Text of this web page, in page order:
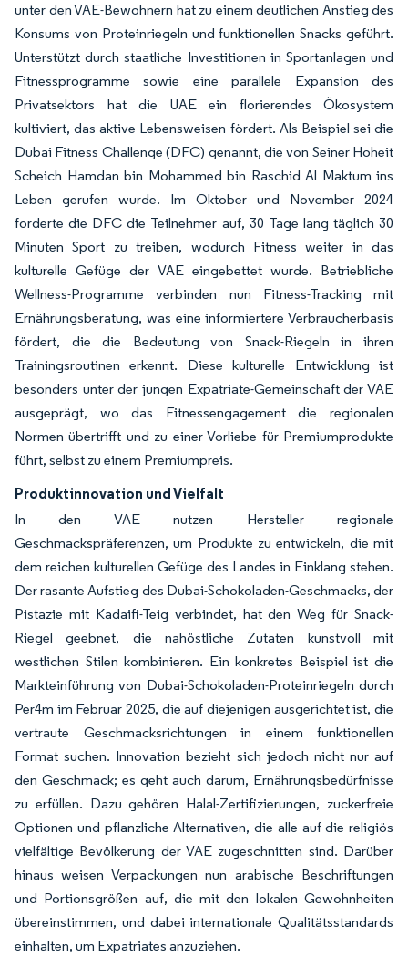
unter den VAE-Bewohnern hat zu einem deutlichen Anstieg des
Konsums von Proteinriegeln und funktionellen Snacks geführt.
Unterstützt durch staatliche Investitionen in Sportanlagen und
Fitnessprogramme sowie eine parallele Expansion des
Privatsektors hat die UAE ein florierendes Ökosystem
kultiviert, das aktive Lebensweisen fördert. Als Beispiel sei die
Dubai Fitness Challenge (DFC) genannt, die von Seiner Hoheit
Scheich Hamdan bin Mohammed bin Raschid Al Maktum ins
Leben gerufen wurde. Im Oktober und November 2024
forderte die DFC die Teilnehmer auf, 30 Tage lang täglich 30
Minuten Sport zu treiben, wodurch Fitness weiter in das
kulturelle Gefüge der VAE eingebettet wurde. Betriebliche
Wellness-Programme verbinden nun Fitness-Tracking mit
Ernährungsberatung, was eine informiertere Verbraucherbasis
fördert, die die Bedeutung von Snack-Riegeln in ihren
Trainingsroutinen erkennt. Diese kulturelle Entwicklung ist
besonders unter der jungen Expatriate-Gemeinschaft der VAE
ausgeprägt, wo das Fitnessengagement die regionalen
Normen übertrifft und zu einer Vorliebe für Premiumprodukte
führt, selbst zu einem Premiumpreis.
Produktinnovation und Vielfalt
In den VAE nutzen Hersteller regionale
Geschmackspräferenzen, um Produkte zu entwickeln, die mit
dem reichen kulturellen Gefüge des Landes in Einklang stehen.
Der rasante Aufstieg des Dubai-Schokoladen-Geschmacks, der
Pistazie mit Kadaifi-Teig verbindet, hat den Weg für Snack-
Riegel geebnet, die nahöstliche Zutaten kunstvoll mit
westlichen Stilen kombinieren. Ein konkretes Beispiel ist die
Markteinführung von Dubai-Schokoladen-Proteinriegeln durch
Per4m im Februar 2025, die auf diejenigen ausgerichtet ist, die
vertraute Geschmacksrichtungen in einem funktionellen
Format suchen. Innovation bezieht sich jedoch nicht nur auf
den Geschmack; es geht auch darum, Ernährungsbedürfnisse
zu erfüllen. Dazu gehören Halal-Zertifizierungen, zuckerfreie
Optionen und pflanzliche Alternativen, die alle auf die religiös
vielfältige Bevölkerung der VAE zugeschnitten sind. Darüber
hinaus weisen Verpackungen nun arabische Beschriftungen
und Portionsgrößen auf, die mit den lokalen Gewohnheiten
übereinstimmen, und dabei internationale Qualitätsstandards
einhalten, um Expatriates anzuziehen.